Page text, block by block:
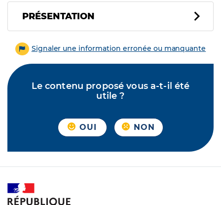
PRÉSENTATION
Signaler une information erronée ou manquante
Le contenu proposé vous a-t-il été
utile ?
OUI NON